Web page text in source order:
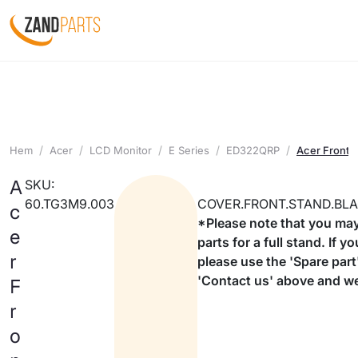
Hem Acer LCD Monitor E Series ED322QRP Acer Front
A
c
e
r
F
r
o
SKU:
60.TG3M9.003
*Please note that you
parts for a full stand. If
please use the 'Spare
'Contact us' above and